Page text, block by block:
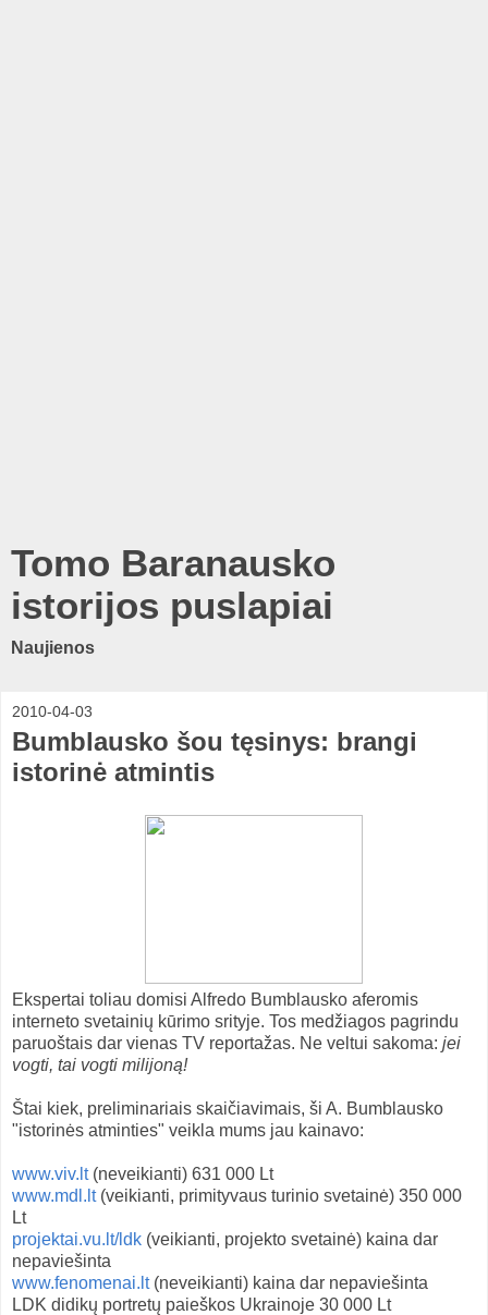
Tomo Baranausko
istorijos puslapiai
Naujienos
2010-04-03
Bumblausko šou tęsinys: brangi
istorinė atmintis
Ekspertai toliau domisi Alfredo Bumblausko aferomis
interneto svetainių kūrimo srityje. Tos medžiagos pagrindu
paruoštais dar vienas TV reportažas. Ne veltui sakoma: jei
vogti, tai vogti milijoną!
Štai kiek, preliminariais skaičiavimais, ši A. Bumblausko
"istorinės atminties" veikla mums jau kainavo:
www.viv.lt(neveikianti) 631 000 Lt
www.mdl.lt(veikianti, primityvaus turinio svetainė) 350 000
Lt
projektai.vu.lt/ldk (veikianti, projekto svetainė) kaina dar
nepaviešinta
www.fenomenai.lt(neveikianti) kaina dar nepaviešinta
LDK didikų portretų paieškos Ukrainoje 30 000 Lt